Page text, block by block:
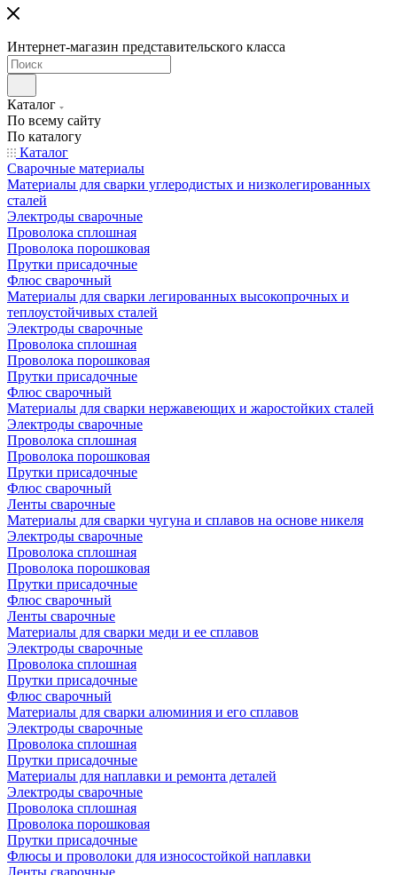
Интернет-магазин представительского класса
Каталог
По всему сайту
По каталогу
Каталог
Сварочные материалы
Материалы для сварки углеродистых и низколегированных
сталей
Электроды сварочные
Проволока сплошная
Проволока порошковая
Прутки присадочные
Флюс сварочный
Материалы для сварки легированных высокопрочных и
теплоустойчивых сталей
Электроды сварочные
Проволока сплошная
Проволока порошковая
Прутки присадочные
Флюс сварочный
Материалы для сварки нержавеющих и жаростойких сталей
Электроды сварочные
Проволока сплошная
Проволока порошковая
Прутки присадочные
Флюс сварочный
Ленты сварочные
Материалы для сварки чугуна и сплавов на основе никеля
Электроды сварочные
Проволока сплошная
Проволока порошковая
Прутки присадочные
Флюс сварочный
Ленты сварочные
Материалы для сварки меди и ее сплавов
Электроды сварочные
Проволока сплошная
Прутки присадочные
Флюс сварочный
Материалы для сварки алюминия и его сплавов
Электроды сварочные
Проволока сплошная
Прутки присадочные
Материалы для наплавки и ремонта деталей
Электроды сварочные
Проволока сплошная
Проволока порошковая
Прутки присадочные
Флюсы и проволоки для износостойкой наплавки
Ленты сварочные